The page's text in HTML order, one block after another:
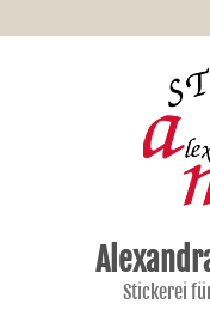
Stickerei